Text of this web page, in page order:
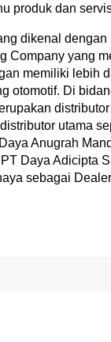
produk dan
dikenal
Company yang
memiliki lebih
otomotif. Di
utama
Anugrah
Daya Adicipta
sebagai